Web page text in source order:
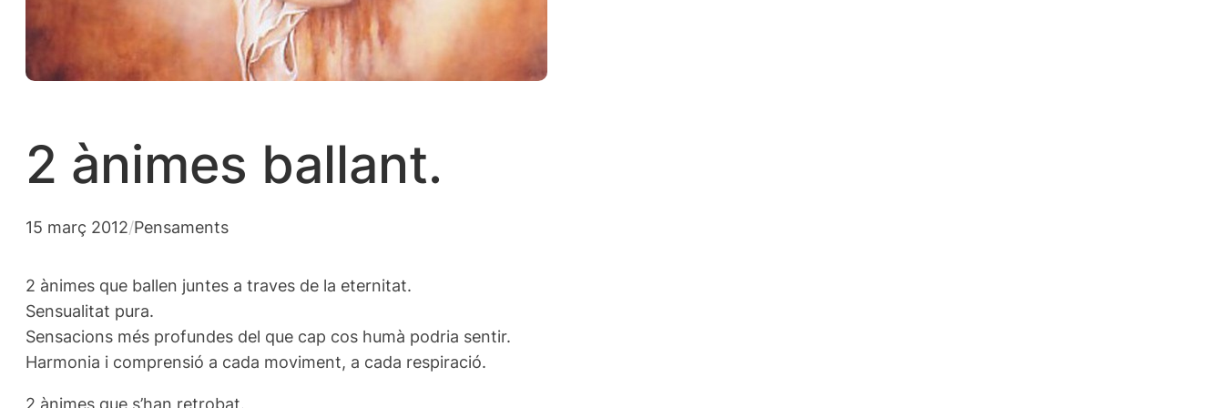
2 ànimes ballant.
15 març 2012/Pensaments
2 ànimes que ballen juntes a traves de la eternitat.
Sensualitat pura.
Sensacions més profundes del que cap cos humà podria sentir.
Harmonia i comprensió a cada moviment, a cada respiració.
2 ànimes que s’han retrobat.